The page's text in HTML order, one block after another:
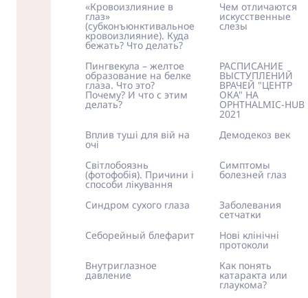
«Кровоизлияние в
глаз»
(субконъюнктивальное
кровоизлияние). Куда
бежать? Что делать?
Чем отличаются
искусственные
слезы
Пингвекула – желтое
образование на белке
глаза. Что это?
Почему? И что с этим
делать?
РАСПИСАНИЕ
ВЫСТУПЛЕНИЙ
ВРАЧЕЙ "ЦЕНТР
ОКА" НА
OPHTHALMIC-HUB
2021
Вплив туші для вій на
очі
Демодекоз век
Світлобоязнь
(фотофобія). Причини і
способи лікування
Симптомы
болезней глаз
Синдром сухого глаза Заболевания
сетчатки
Себорейный блефарит
Нові клінічні
протоколи
Внутриглазное
давление
Как понять
катаракта или
глаукома?